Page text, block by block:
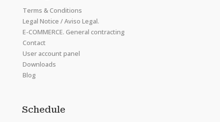
Terms & Conditions
Legal Notice / Aviso Legal.
E-COMMERCE. General contracting
Contact
User account panel
Downloads
Blog
Schedule